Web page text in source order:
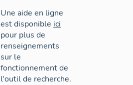
Une aide en ligne
est disponible ici
pour plus de
renseignements
sur le
fonctionnement de
l'outil de recherche.